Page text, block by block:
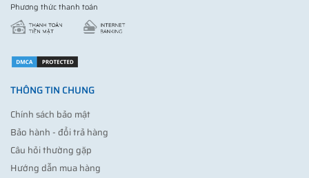
Phương thức thanh toán
THÔNG TIN CHUNG
Chính sách bảo mật
Bảo hành - đổi trả hàng
Câu hỏi thường gặp
Hướng dẫn mua hàng